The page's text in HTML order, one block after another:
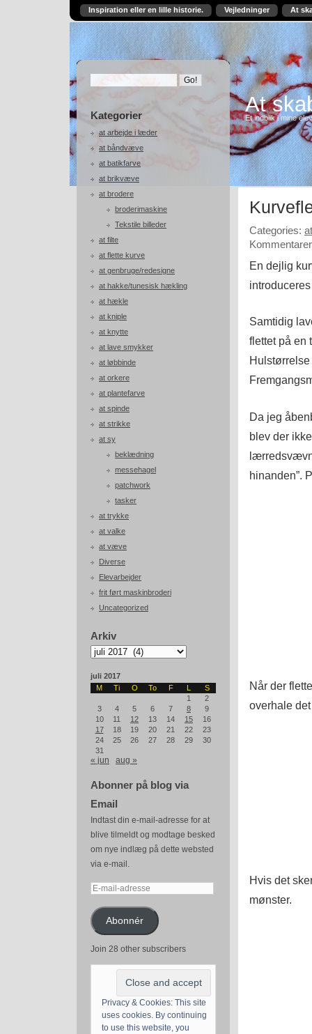
Inspiration eller en lille historie. Vejledninger At
Kategorier
at arbejde i læder
at båndvæve
at batikfarve
at brikvæve
at brodere
broderimaskine
Tekstile billeder
at filte
at flette kurve
at genbruge/redesigne
at hakke/tunesisk hækling
at hækle
at kniple
at knytte
at lave smykker
at løbbinde
at orkere
at plantefarve
at spinde
at strikke
at sy
beklædning
messehagel
patchwork
tasker
at trykke
at valke
at væve
Diverse
Elevarbejder
frit ført maskinbroderi
Uncategorized
Arkiv
Arkiv
juli 2017
M
Ti O To F L
S
1
2
3
4 5 6 7 8
9
10
11 12 13 14 15
16
17
18 19 20 21 22
23
24
25 26 27 28 29
30
31
« jun aug »
Abonner på blog via
Email
Indtast din e-mail-adresse for at
blive tilmeldt og modtage besked
om nye indlæg på dette websted
via e-mail.
E-
adresseAbonnér
Join 28 other subscribers
Privacy & Cookies: This site
uses cookies. By continuing
to use this website, you
At
Et indblik i mine
Categories:
En dejlig
Samtidig
flettet på en
Da jeg
blev der
hinanden”.
Når der
overhale
Hvis det
mønster.